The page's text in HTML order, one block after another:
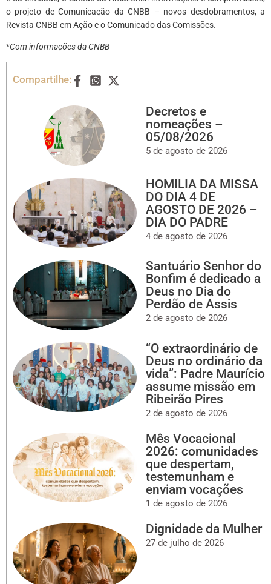
o projeto de Comunicação da CNBB – novos desdobramentos, a
Revista CNBB em Ação e o Comunicado das Comissões.
*Com informações da CNBB
Compartilhe:
Decretos e
nomeações –
05/08/2026
5 de agosto de 2026
HOMILIA DA MISSA
DO DIA 4 DE
AGOSTO DE 2026 –
DIA DO PADRE
4 de agosto de 2026
Santuário Senhor do
Bonfim é dedicado a
Deus no Dia do
Perdão de Assis
2 de agosto de 2026
“O extraordinário de
Deus no ordinário da
vida”: Padre Maurício
assume missão em
Ribeirão Pires
2 de agosto de 2026
Mês Vocacional
2026: comunidades
que despertam,
testemunham e
enviam vocações
1 de agosto de 2026
Dignidade da Mulher
27 de julho de 2026